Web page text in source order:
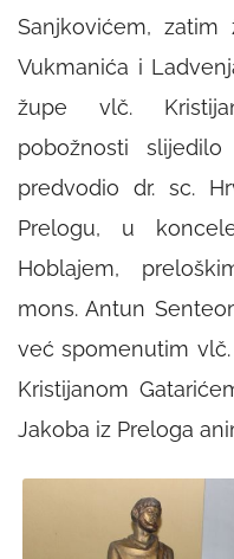
Sanjkovićem, zatim
Vukmanića i
župe vlč.
pobožnosti
predvodio dr. sc.
Prelogu, u
Hoblajem,
mons. Antun
već spomenutim
Kristijanom
Jakoba iz Preloga